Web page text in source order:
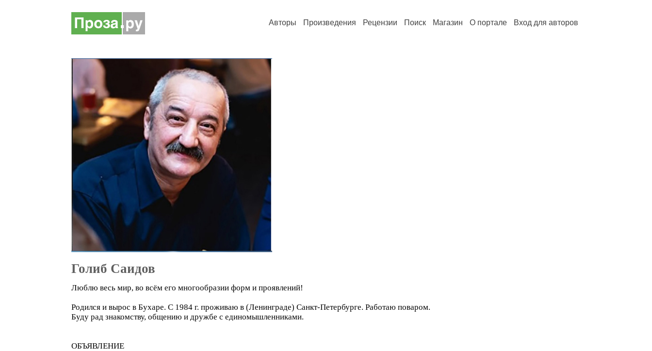
Авторы Произведения Рецензии Поиск Магазин О портале Вход для авторов
Голиб Саидов
Люблю весь мир, во всём его многообразии форм и проявлений!
Родился и вырос в Бухаре. С 1984 г. проживаю в (Ленинграде) Санкт-Петербурге. Работаю поваром.
Буду рад знакомству, общению и дружбе с единомышленниками.
ОБЪЯВЛЕНИЕ